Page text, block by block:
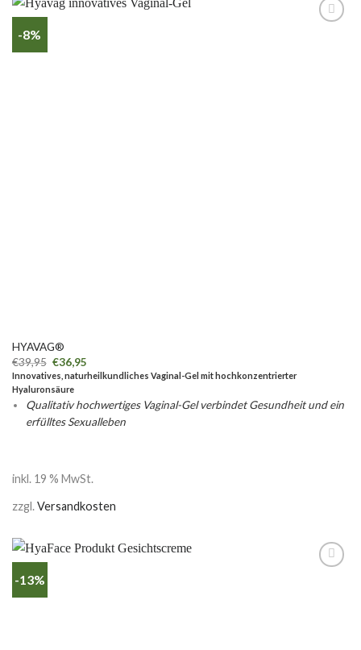
-8%
HYAVAG®
€39,95 €36,95
Innovatives, naturheilkundliches Vaginal-Gel mit hochkonzentrierter
Hyaluronsäure
Qualitativ hochwertiges Vaginal-Gel verbindet Gesundheit und ein
erfülltes Sexualleben
inkl. 19 % MwSt.
zzgl.Versandkosten
-13%